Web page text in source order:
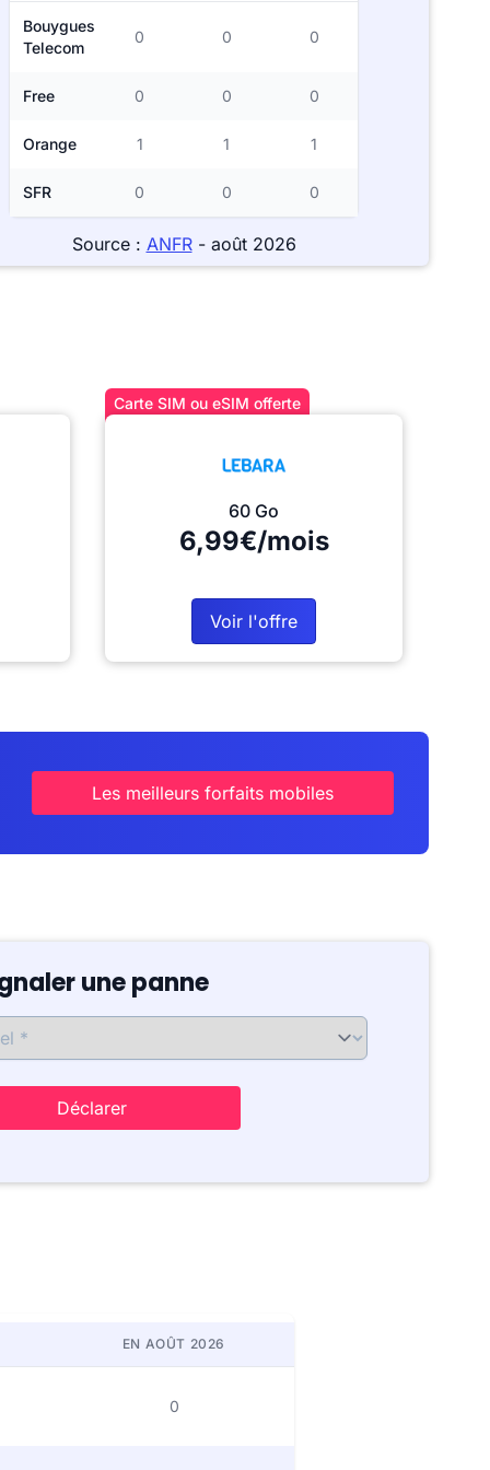
Bouygues
Telecom
0 0 0
Free 0 0 0
Orange 1 1 1
SFR 0 0 0
Source : ANFR- août 2026
Carte SIM ou eSIM offerte
60 Go
6,99€/mois
Voir l'offre
Les meilleurs forfaits mobiles
une panne
Déclarer
EN AOÛT 2026
0